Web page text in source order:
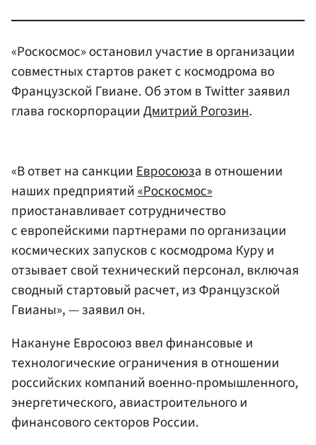
«Роскосмос» остановил участие в организации
совместных стартов ракет с космодрома во
Французской Гвиане. Об этом в Twitter заявил
глава госкорпорацииДмитрий Рогозин.
«В ответ на санкцииЕвросоюза в отношении
наших предприятий«Роскосмос»
приостанавливает сотрудничество
с европейскими партнерами по организации
космических запусков с космодрома Куру и
отзывает свой технический персонал, включая
сводный стартовый расчет, из Французской
Гвианы», — заявил он.
Накануне Евросоюз ввел финансовые и
технологические ограничения в отношении
российских компаний военно-промышленного,
энергетического, авиастроительного и
финансового секторов России.